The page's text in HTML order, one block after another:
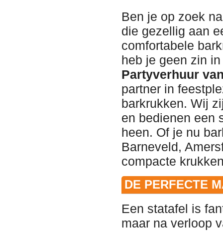
Ben je op zoek
die gezellig aan
comfortabele
heb je geen zin
Partyverhuur
partner in
barkrukken. Wij
en bedienen een
heen. Of je nu
Barneveld,
compacte
DE PERFECTE
Een statafel is
maar na verloop